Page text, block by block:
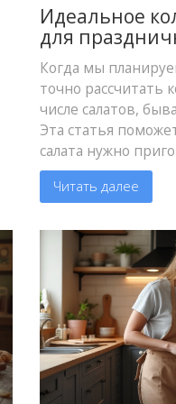
Идеальное
для
гостей
Когда мы
точно рассчитать
числе салатов,
Эта статья
салата нужно
чтобы все
выбрасывать
сбалансировать
Готовьтесь к
удовольствием!
Читать далее